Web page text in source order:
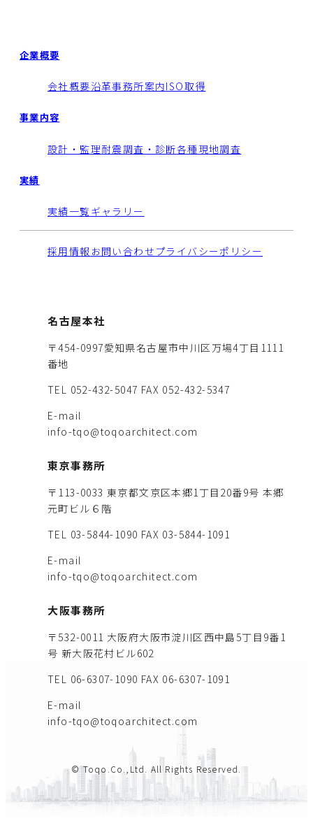
企業概要
会社概要沿革事務所案内ISO取得
事業内容
設計・監理耐震調査・診断各種現地調査
実績
実績一覧 ギャラリー
採用情報 お問い合わせ プライバシーポリシー
名古屋本社
〒454-0997愛知県名古屋市中川区万場4丁目1111
番地
TEL 052-432-5047 FAX 052-432-5347
E-mail
info-tqo@toqoarchitect.com
東京事務所
〒113-0033 東京都文京区本郷1丁目20番9号 本郷
元町ビル６階
TEL 03-5844-1090 FAX 03-5844-1091
E-mail
info-tqo@toqoarchitect.com
大阪事務所
〒532-0011 大阪府大阪市淀川区西中島5丁目9番1
号 新大阪花村ビル602
TEL 06-6307-1090 FAX 06-6307-1091
E-mail
info-tqo@toqoarchitect.com
© Toqo.Co.,Ltd. All Rights Reserved.